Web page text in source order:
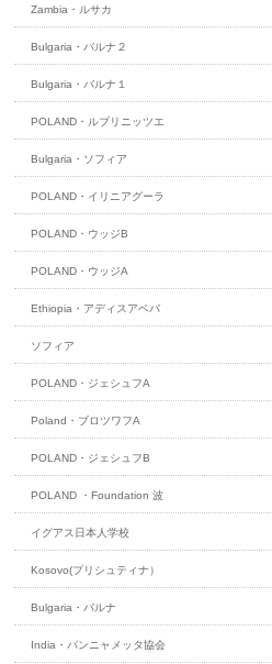
Zambia・ルサカ
Bulgaria・バルナ２
Bulgaria・バルナ１
POLAND・ルブリニッツエ
Bulgaria・ソフィア
POLAND・イリニアグーラ
POLAND・ウッジB
POLAND・ウッジA
Ethiopia・アディスアベバ
ソフィア
POLAND・ジェシュフA
Poland・ブロツワフA
POLAND・ジェシュフB
POLAND ・Foundation 波
イグアス日本人学校
Kosovo(プリシュティナ）
Bulgaria・バルナ
India・パンニャメッタ協会